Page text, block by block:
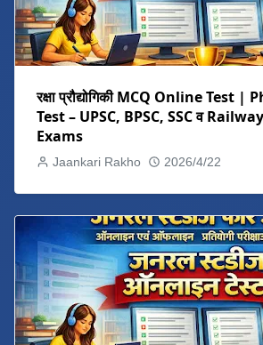
रक्षा प्रौद्योगिकी MCQ Online Test
Test – UPSC, BPSC, SSC व
Exams
Jaankari Rakho 2026/4/22